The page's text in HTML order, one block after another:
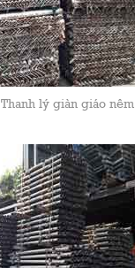
Thanh lý giàn giáo nêm